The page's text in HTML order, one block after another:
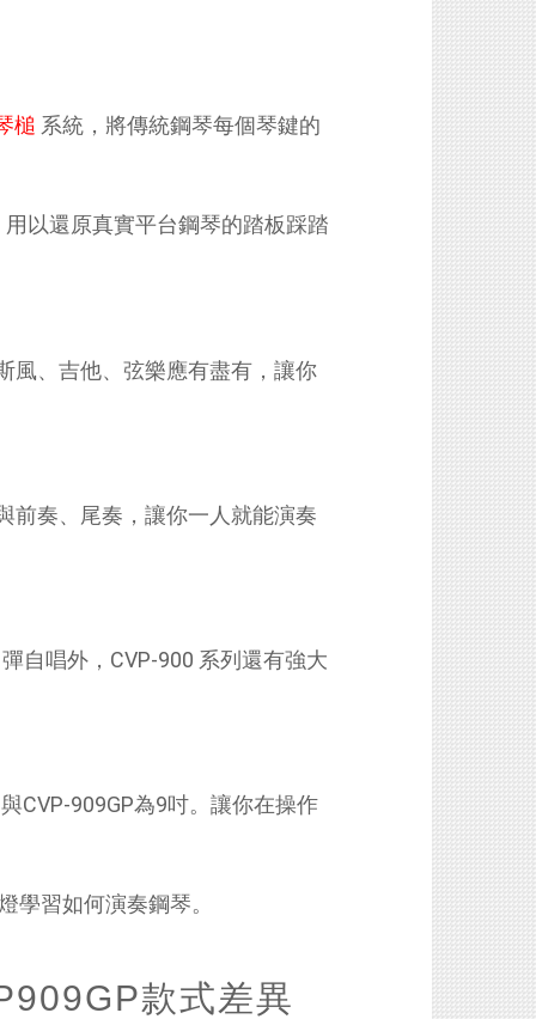
槌 系統，將傳統鋼琴每個琴鍵的
用以還原真實平台鋼琴的踏板踩踏
風、吉他、弦樂應有盡有，讓你
前奏、尾奏，讓你一人就能演奏
自唱外，CVP-900 系列還有強大
CVP-909GP為9吋。讓你在操作
學習如何演奏鋼琴。
款式差異